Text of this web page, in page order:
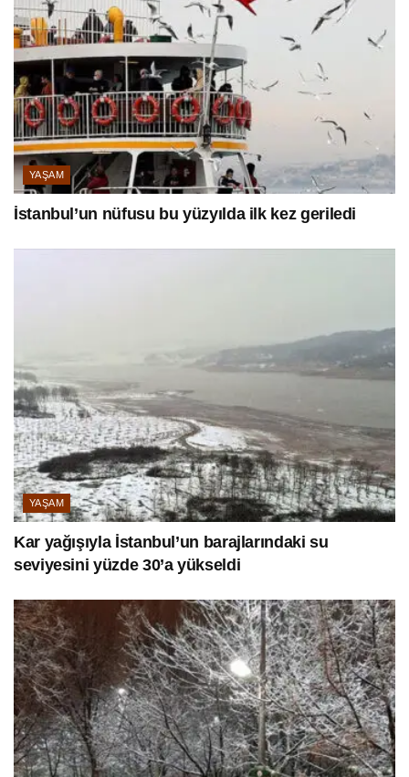
YAŞAM
İstanbul’un nüfusu bu yüzyılda ilk kez geriledi
YAŞAM
Kar yağışıyla İstanbul’un barajlarındaki su
seviyesini yüzde 30’a yükseldi